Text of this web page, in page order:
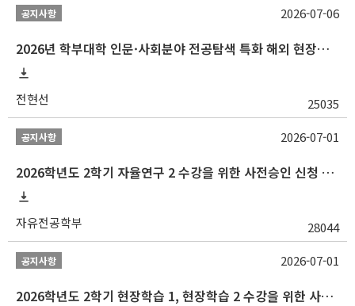
공지사항
2026년 학부대학 인문·사회분야 전공탐색 특화 해외 현장학습 프로그램(중국) 모집 안내
전현선 25035
2026-07-06
공지사항
2026학년도 2학기 자율연구 2 수강을 위한 사전승인 신청 안내
자유전공학부 28044
2026-07-01
공지사항
2026학년도 2학기 현장학습 1, 현장학습 2 수강을 위한 사전승인 신청 안내
2026-07-01